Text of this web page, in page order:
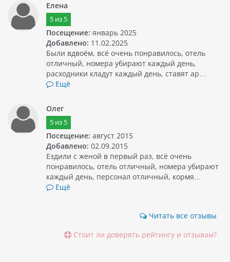
Елена
5из 5
Посещение: январь 2025
Добавлено: 11.02.2025
Были вдвоём, всё очень понравилось, отель
отличный, номера убирают каждый день,
расходники кладут каждый день, ставят ар…
Ещё
Олег
5из 5
Посещение: август 2015
Добавлено: 02.09.2015
Ездили с женой в первый раз, всё очень
понравилось, отель отличный, номера убирают
каждый день, персонал отличный, кормя…
Ещё
Читать все отзывы
Стоит ли доверять рейтингу и отзывам?